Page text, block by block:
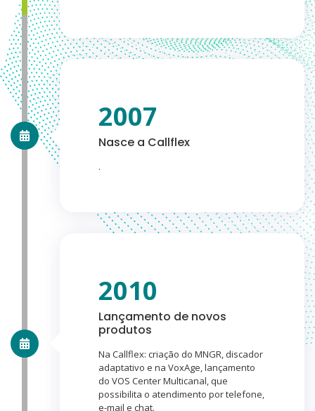
2007
Nasce a Callflex
.
2010
Lançamento de novos
produtos
Na Callflex: criação do MNGR, discador
adaptativo e na VoxAge, lançamento
do VOS Center Multicanal, que
possibilita o atendimento por telefone,
e-mail e chat.